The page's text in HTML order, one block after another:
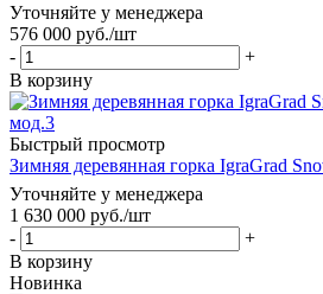
Уточняйте у менеджера
576 000 руб./шт
-
+
В корзину
Быстрый просмотр
Зимняя деревянная горка IgraGrad
Уточняйте у менеджера
1 630 000 руб./шт
-
+
В корзину
Новинка